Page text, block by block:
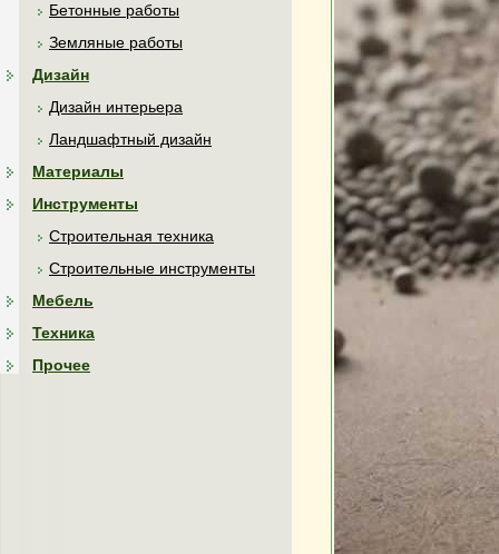
Бетонные работы
Земляные работы
Дизайн
Дизайн интерьера
Ландшафтный дизайн
Материалы
Инструменты
Строительная техника
Строительные инструменты
Мебель
Техника
Прочее